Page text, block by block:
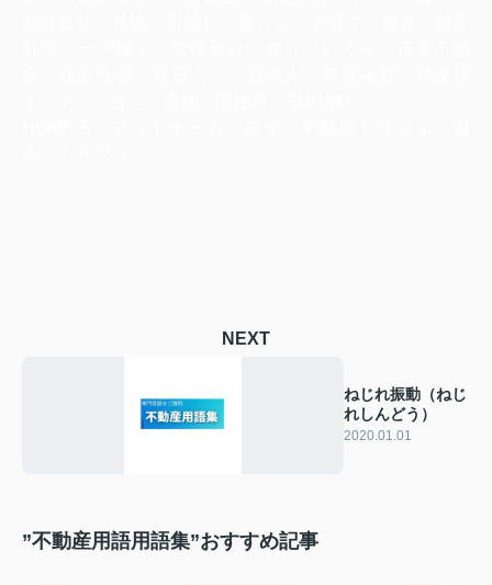
NEXT
ねじれ振動（ねじ
れしんどう）
2020.01.01
”不動産用語用語集”おすすめ記事